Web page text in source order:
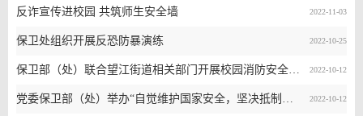
2022-11-03
反诈宣传进校园 共筑师生安全墙
2022-10-25
保卫处组织开展反恐防暴演练
2022-10-12
保卫部（处）联合望江街道相关部门开展校园消防安全专项检查
2022-10-12
党委保卫部（处）举办“自觉维护国家安全，坚决抵制邪教侵蚀”国家安全培训会